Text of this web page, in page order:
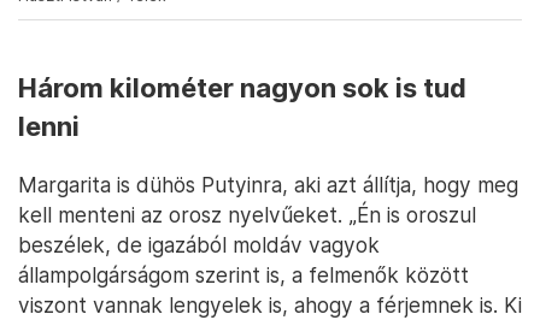
Három kilométer nagyon sok is tud
lenni
Margarita is dühös Putyinra, aki azt állítja, hogy meg
kell menteni az orosz nyelvűeket. „Én is oroszul
beszélek, de igazából moldáv vagyok
állampolgárságom szerint is, a felmenők között
viszont vannak lengyelek is, ahogy a férjemnek is. Ki